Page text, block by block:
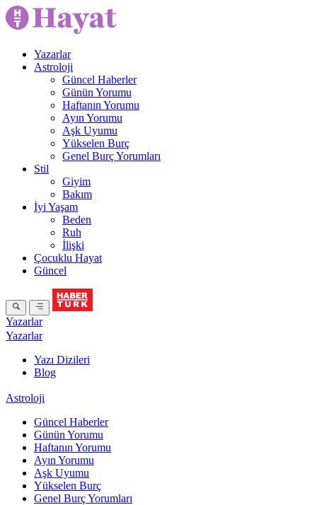
Yazarlar
Astroloji
Güncel Haberler
Günün Yorumu
Haftanın Yorumu
Ayın Yorumu
Aşk Uyumu
Yükselen Burç
Genel Burç Yorumları
Stil
Giyim
Bakım
İyi Yaşam
Beden
Ruh
İlişki
Çocuklu Hayat
Güncel
Yazarlar
Yazarlar
Yazı Dizileri
Blog
Astroloji
Güncel Haberler
Günün Yorumu
Haftanın Yorumu
Ayın Yorumu
Aşk Uyumu
Yükselen Burç
Genel Burç Yorumları